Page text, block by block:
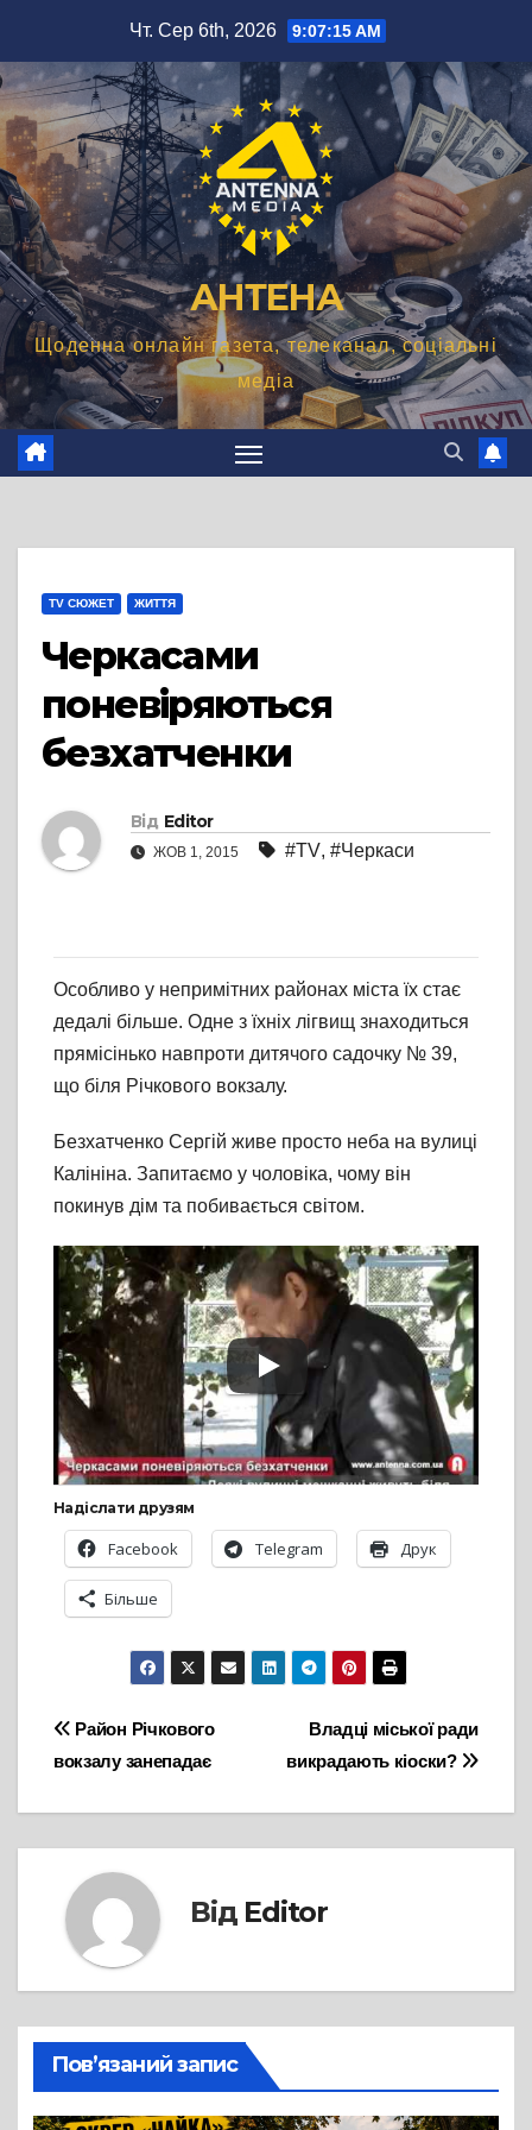
вмісту
Чт. Сер 6th, 2026 9:07:16 AM
АНТЕНА
Щоденна онлайн газета, телеканал, соціальні
медіа
TV СЮЖЕТ ЖИТТЯ
Черкасами
поневіряються
безхатченки
Від Editor
ЖОВ 1, 2015 #TV, #Черкаси
Особливо у непримітних районах міста їх стає
дедалі більше. Одне з їхніх лігвищ знаходиться
прямісінько навпроти дитячого садочку № 39,
що біля Річкового вокзалу.
Безхатченко Сергій живе просто неба на вулиці
Калініна. Запитаємо у чоловіка, чому він
покинув дім та побивається світом.
Надіслати друзям
Facebook Telegram Друк
Більше
Навігація
записів
Владці міської ради
викрадають кіоски?
Район Річкового
вокзалу занепадає
Від Editor
Пов’язаний запис